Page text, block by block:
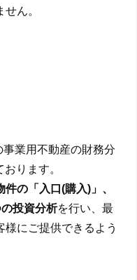
ん。
業用不動産の財務分
ります。
件の「入口(購入)」、
投資分析を行い、最
にご提供できるよう